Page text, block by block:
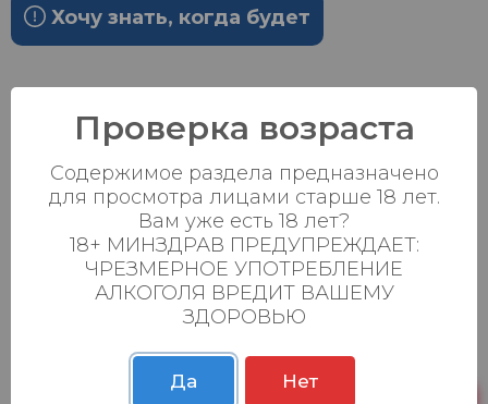
Хочу знать, когда будет
Оставить отзыв
Проверка возраста
Содержимое раздела предназначено
для просмотра лицами старше 18 лет.
Вам уже есть 18 лет?
18+ МИНЗДРАВ ПРЕДУПРЕЖДАЕТ:
ЧРЕЗМЕРНОЕ УПОТРЕБЛЕНИЕ
АЛКОГОЛЯ ВРЕДИТ ВАШЕМУ
ЗДОРОВЬЮ
Да Нет